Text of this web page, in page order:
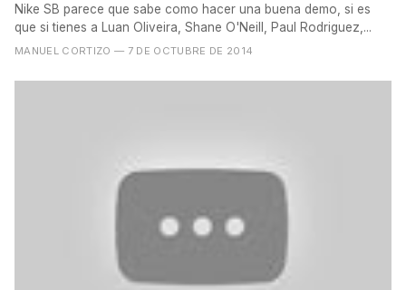
Nike SB parece que sabe como hacer una buena demo, si es
que si tienes a Luan Oliveira, Shane O'Neill, Paul Rodriguez,...
MANUEL CORTIZO — 7 DE OCTUBRE DE 2014